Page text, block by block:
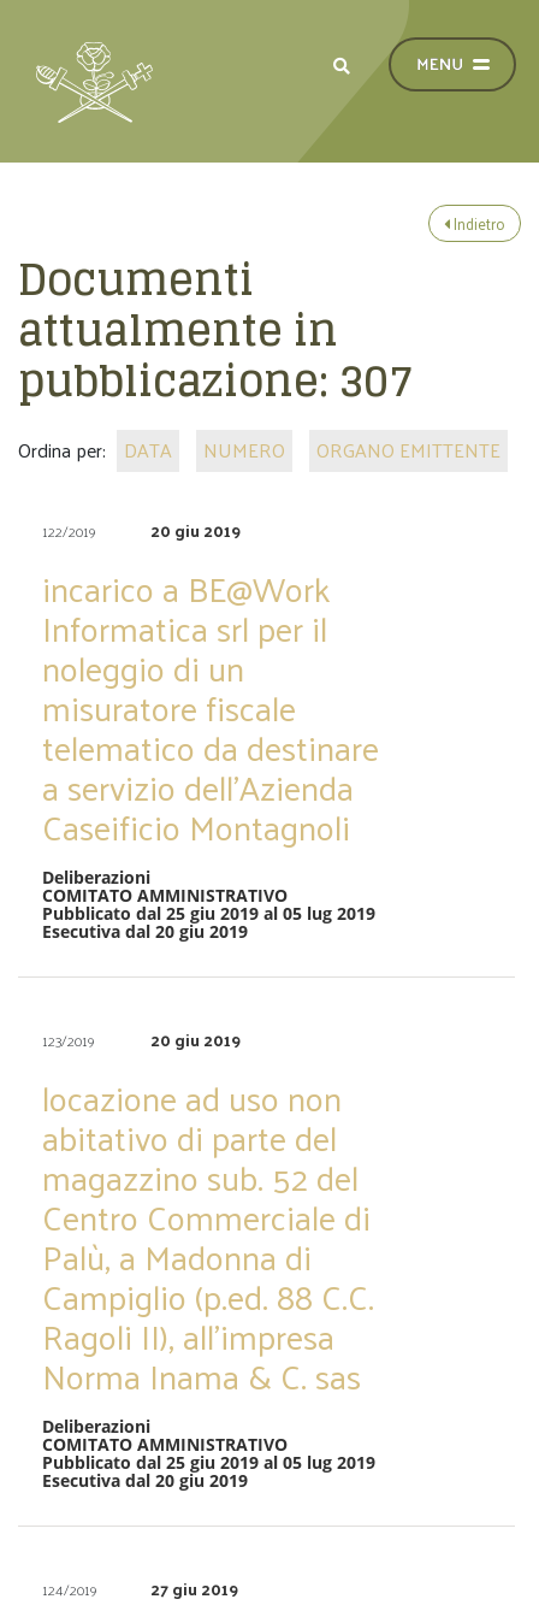
Indietro
Documenti
attualmente in
pubblicazione: 307
Ordina per: DATA NUMERO ORGANO EMITTENTE
122/2019 20 giu 2019
incarico a BE@Work
Informatica srl per il
noleggio di un
misuratore fiscale
telematico da destinare
a servizio dell’Azienda
Caseificio Montagnoli
Deliberazioni
COMITATO AMMINISTRATIVO
Pubblicato dal 25 giu 2019 al 05 lug 2019
Esecutiva dal 20 giu 2019
123/2019 20 giu 2019
locazione ad uso non
abitativo di parte del
magazzino sub. 52 del
Centro Commerciale di
Palù, a Madonna di
Campiglio (p.ed. 88 C.C.
Ragoli II), all’impresa
Norma Inama & C. sas
Deliberazioni
COMITATO AMMINISTRATIVO
Pubblicato dal 25 giu 2019 al 05 lug 2019
Esecutiva dal 20 giu 2019
124/2019 27 giu 2019